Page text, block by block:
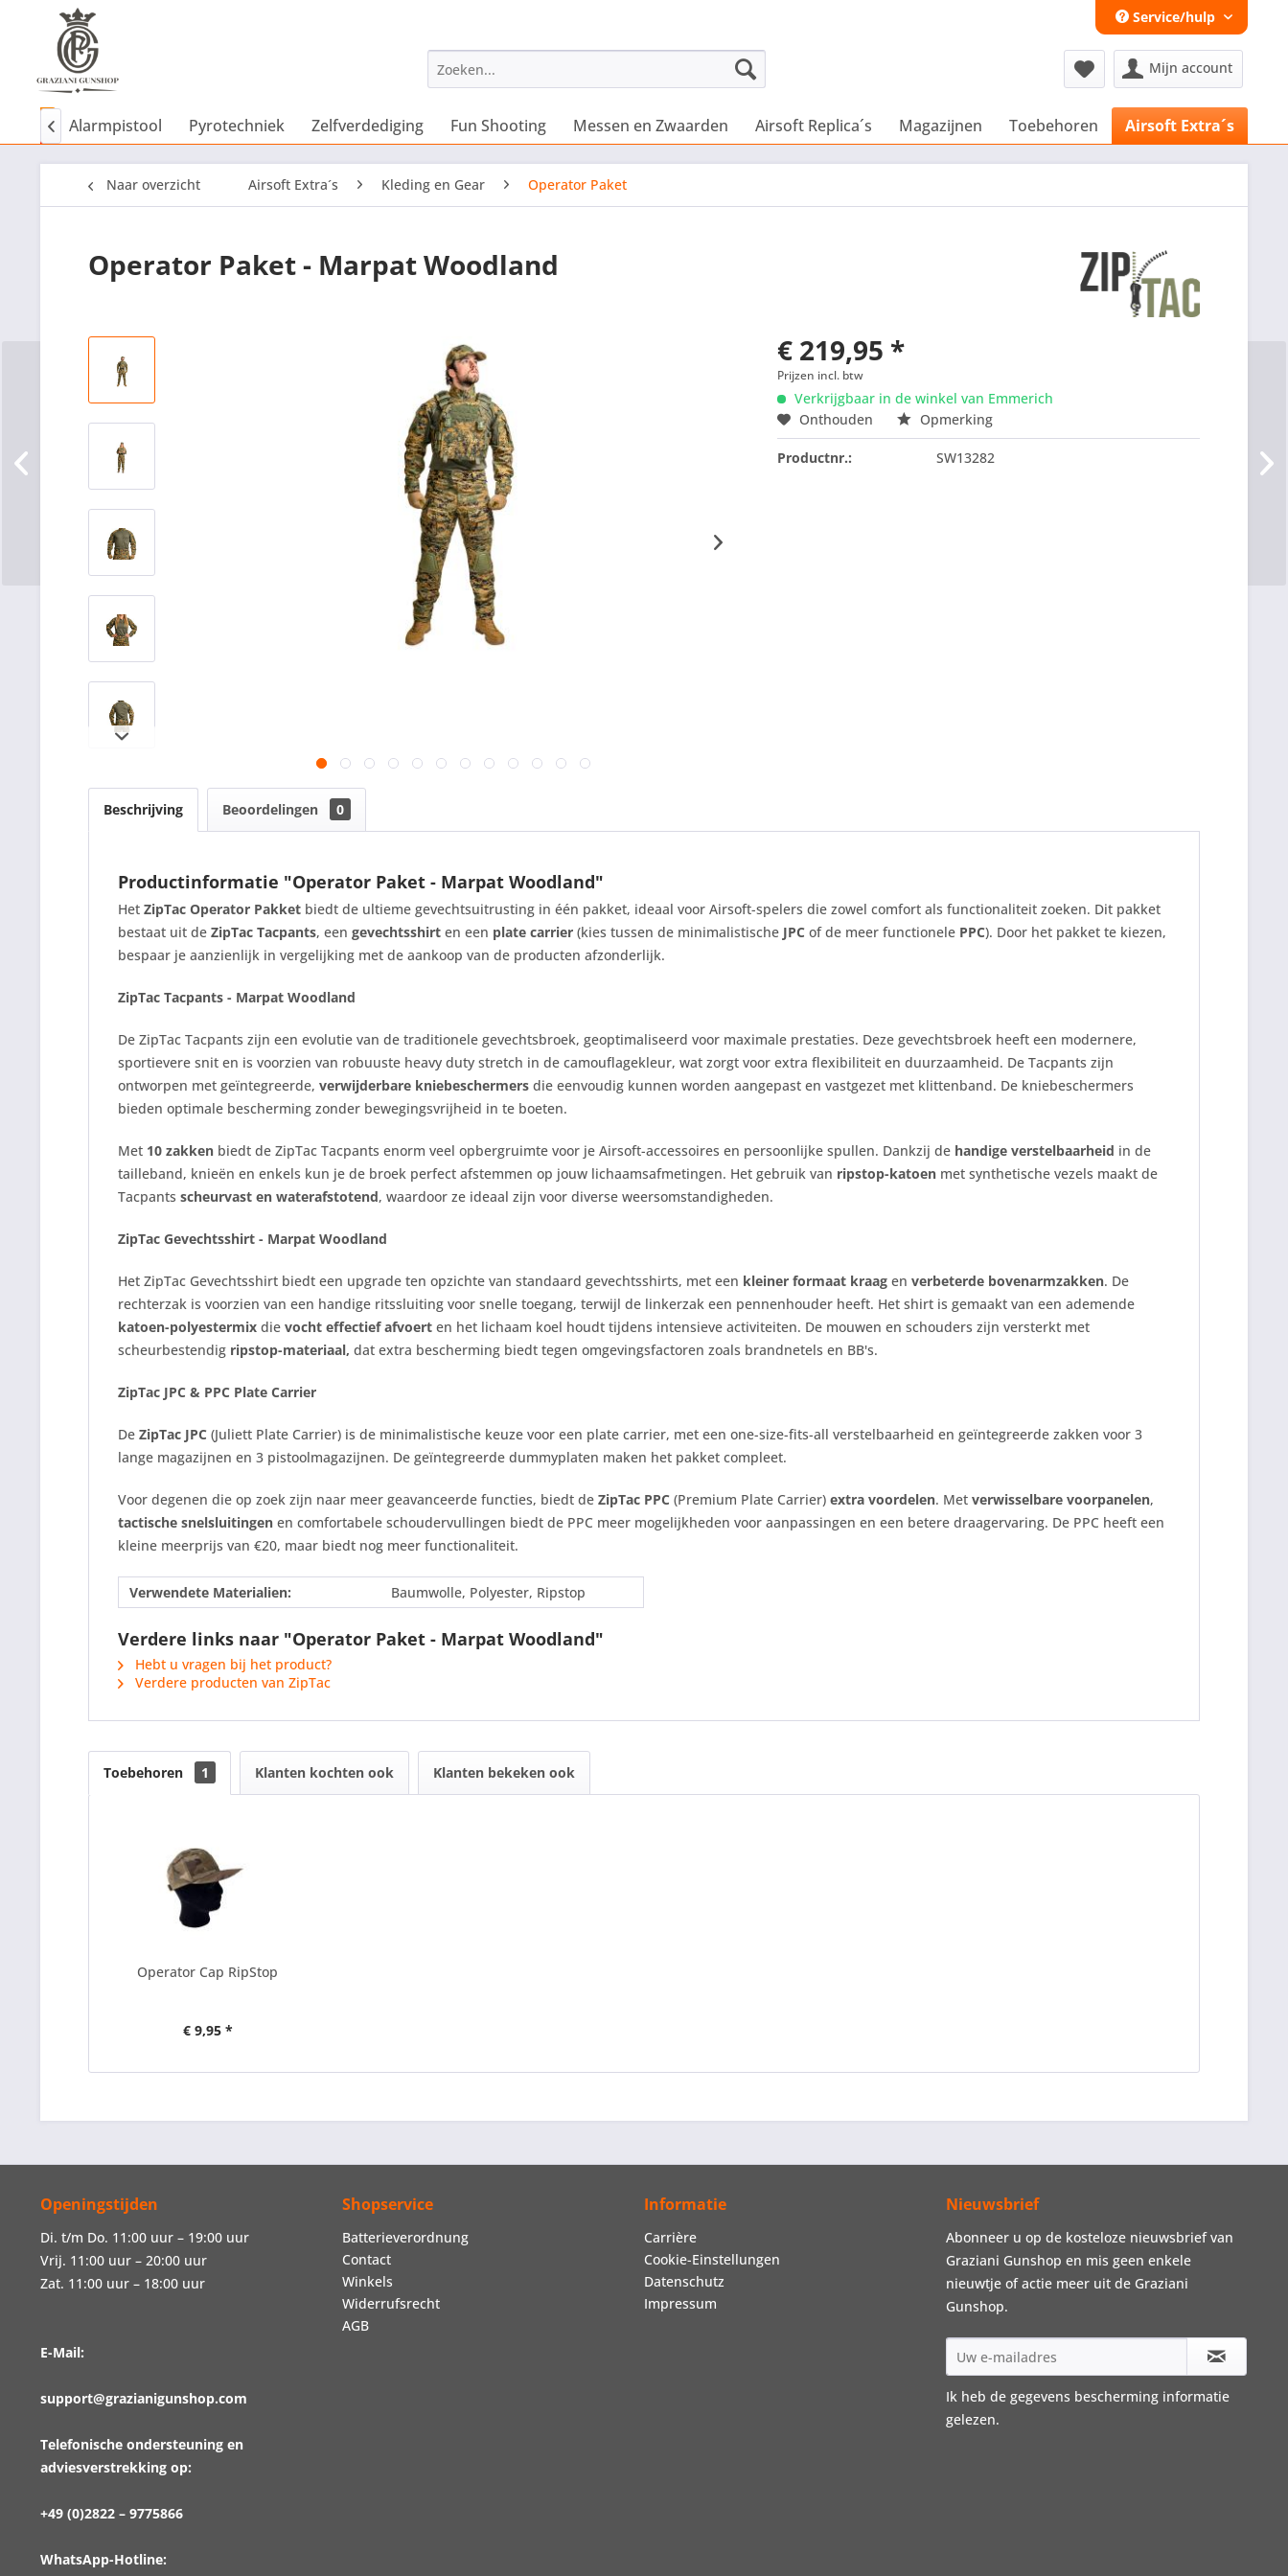
Service/hulp
Mijn account
Alarmpistool Pyrotechniek Zelfverdediging Fun Shooting Messen en Zwaarden Airsoft Replica´s Magazijnen Toebehoren Airsoft Extra´s

Naar overzicht Airsoft Extra´s Kleding en Gear Operator Paket
Operator Paket - Marpat Woodland
€ 219,95 *
Prijzen incl. btw
Verkrijgbaar in de winkel van Emmerich
Onthouden
Opmerking
Productnr.: SW13282
Beschrijving Beoordelingen 0
Productinformatie "Operator Paket - Marpat Woodland"
Het ZipTac Operator Pakket biedt de ultieme gevechtsuitrusting in één pakket, ideaal voor Airsoft-spelers die zowel comfort als functionaliteit zoeken. Dit pakket
bestaat uit de ZipTac Tacpants, een gevechtsshirt en een plate carrier (kies tussen de minimalistische JPC of de meer functionele PPC). Door het pakket te kiezen,
bespaar je aanzienlijk in vergelijking met de aankoop van de producten afzonderlijk.
ZipTac Tacpants - Marpat Woodland
De ZipTac Tacpants zijn een evolutie van de traditionele gevechtsbroek, geoptimaliseerd voor maximale prestaties. Deze gevechtsbroek heeft een modernere,
sportievere snit en is voorzien van robuuste heavy duty stretch in de camouflagekleur, wat zorgt voor extra flexibiliteit en duurzaamheid. De Tacpants zijn
ontworpen met geïntegreerde, verwijderbare kniebeschermers die eenvoudig kunnen worden aangepast en vastgezet met klittenband. De kniebeschermers
bieden optimale bescherming zonder bewegingsvrijheid in te boeten.
Met 10 zakken biedt de ZipTac Tacpants enorm veel opbergruimte voor je Airsoft-accessoires en persoonlijke spullen. Dankzij de handige verstelbaarheid in de
tailleband, knieën en enkels kun je de broek perfect afstemmen op jouw lichaamsafmetingen. Het gebruik van ripstop-katoen met synthetische vezels maakt de
Tacpants scheurvast en waterafstotend, waardoor ze ideaal zijn voor diverse weersomstandigheden.
ZipTac Gevechtsshirt - Marpat Woodland
Het ZipTac Gevechtsshirt biedt een upgrade ten opzichte van standaard gevechtsshirts, met een kleiner formaat kraag en verbeterde bovenarmzakken. De
rechterzak is voorzien van een handige ritssluiting voor snelle toegang, terwijl de linkerzak een pennenhouder heeft. Het shirt is gemaakt van een ademende
katoen-polyestermix die vocht effectief afvoert en het lichaam koel houdt tijdens intensieve activiteiten. De mouwen en schouders zijn versterkt met
scheurbestendig ripstop-materiaal, dat extra bescherming biedt tegen omgevingsfactoren zoals brandnetels en BB's.
ZipTac JPC & PPC Plate Carrier
De ZipTac JPC (Juliett Plate Carrier) is de minimalistische keuze voor een plate carrier, met een one-size-fits-all verstelbaarheid en geïntegreerde zakken voor 3
lange magazijnen en 3 pistoolmagazijnen. De geïntegreerde dummyplaten maken het pakket compleet.
Voor degenen die op zoek zijn naar meer geavanceerde functies, biedt de ZipTac PPC (Premium Plate Carrier) extra voordelen. Met verwisselbare voorpanelen,
tactische snelsluitingen en comfortabele schoudervullingen biedt de PPC meer mogelijkheden voor aanpassingen en een betere draagervaring. De PPC heeft een
kleine meerprijs van €20, maar biedt nog meer functionaliteit.
Verwendete Materialien: Baumwolle, Polyester, Ripstop
Verdere links naar "Operator Paket - Marpat Woodland"
Hebt u vragen bij het product?
Verdere producten van ZipTac
Toebehoren 1 Klanten kochten ook Klanten bekeken ook
Operator Cap RipStop
€ 9,95 *
Openingstijden
Di. t/m Do. 11:00 uur – 19:00 uur
Vrij. 11:00 uur – 20:00 uur
Zat. 11:00 uur – 18:00 uur
E-Mail:
support@grazianigunshop.com
Telefonische ondersteuning en
adviesverstrekking op:
+49 (0)2822 – 9775866
WhatsApp-Hotline:
Shopservice
Batterieverordnung
Contact
Winkels
Widerrufsrecht
AGB
Informatie
Carrière
Cookie-Einstellungen
Datenschutz
Impressum
Nieuwsbrief
Abonneer u op de kosteloze nieuwsbrief van
Graziani Gunshop en mis geen enkele
nieuwtje of actie meer uit de Graziani
Gunshop.
Ik heb de gegevens bescherming informatie
gelezen.